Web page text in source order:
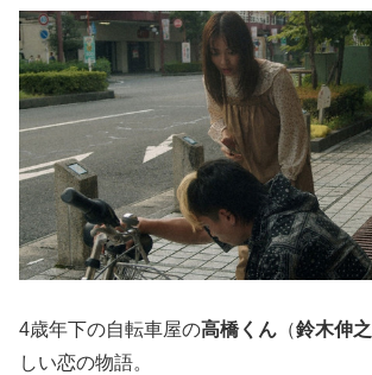
4歳年下の自転車屋の高橋くん （鈴木伸之
しい恋の物語。